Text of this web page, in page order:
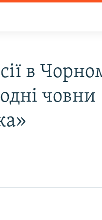
в
човни